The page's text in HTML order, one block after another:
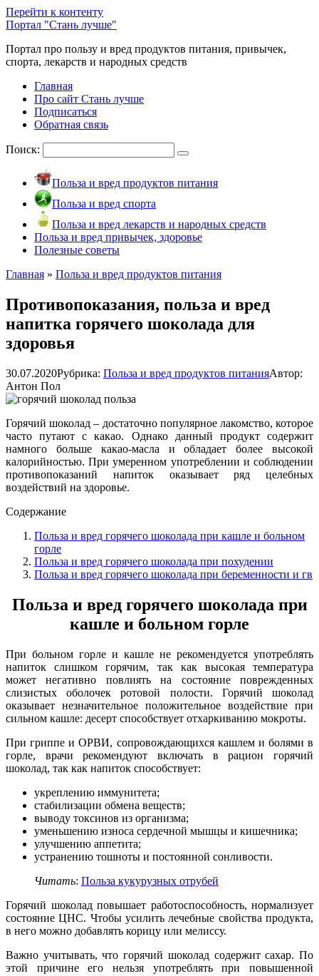
Перейти к контенту
Портал "Стань лучше"
Портал про пользу и вред продуктов питания, привычек,
спорта, лекарств и народных средств
Главная
Про сайт Стань лучше
Подписаться
Обратная связь
Поиск:
Польза и вред продуктов питания
Польза и вред спорта
Польза и вред лекарств и народных средств
Польза и вред привычек, здоровье
Полезные советы
Главная » Польза и вред продуктов питания
Противопоказания, польза и вред
напитка горячего шоколада для
здоровья
30.07.2020Рубрика: Польза и вред продуктов питанияАвтор:
Антон Пол
Горячий шоколад – достаточно популярное лакомство, которое
часто путают с какао. Однако данный продукт содержит
намного больше какао-масла и обладает более высокой
калорийностью. При умеренном употреблении и соблюдении
противопоказаний напиток оказывает ряд целебных
воздействий на здоровье.
Содержание
Польза и вред горячего шоколада при кашле и больном
горле
Польза и вред горячего шоколада при похудении
Польза и вред горячего шоколада при беременности и гв
Польза и вред горячего шоколада при
кашле и больном горле
При больном горле и кашле не рекомендуется употреблять
напиток слишком горячим, так как высокая температура
может негативно повлиять на состояние поврежденных
слизистых оболочек ротовой полости. Горячий шоколад
оказывает незначительное положительное воздействие при
сильном кашле: десерт способствует отхаркиванию мокроты.
При гриппе и ОРВИ, сопровождающихся кашлем и болями в
горле, врачи рекомендуют включать в рацион горячий
шоколад, так как напиток способствует:
укреплению иммунитета;
стабилизации обмена веществ;
выводу токсинов из организма;
уменьшению износа сердечной мышцы и кишечника;
улучшению аппетита;
устранению тошноты и постоянной сонливости.
Читать: Польза кукурузных отрубей
Горячий шоколад повышает работоспособность, нормализует
состояние ЦНС. Чтобы усилить лечебные свойства продукта,
в него можно добавлять корицу или мелиссу.
Важно учитывать, что горячий шоколад содержит сахар. По
этой причине его нельзя употреблять при повышенной